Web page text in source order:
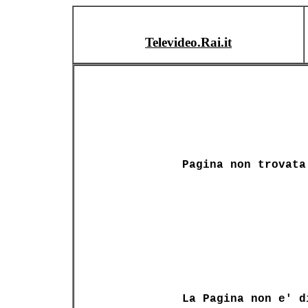
Televideo.Rai.it
Pagina non trovata
La Pagina non e'